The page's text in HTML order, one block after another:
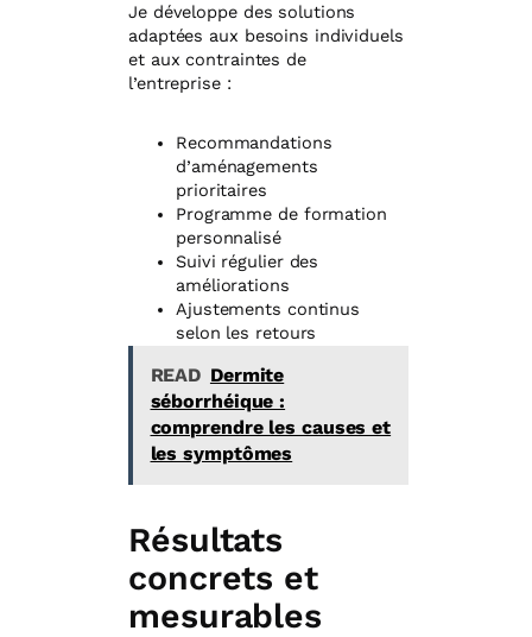
Je développe des solutions
adaptées aux besoins individuels
et aux contraintes de
l’entreprise :
Recommandations
d’aménagements
prioritaires
Programme de formation
personnalisé
Suivi régulier des
améliorations
Ajustements continus
selon les retours
READ Dermite
séborrhéique :
comprendre les causes et
les symptômes
Résultats
concrets et
mesurables